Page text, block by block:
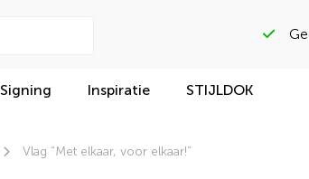
Signing Inspiratie STIJLDOK
Vlag “Met elkaar, voor elkaar!”